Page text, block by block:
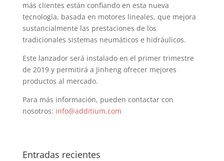
más clientes están confiando en esta nueva
tecnología, basada en motores lineales, que mejora
sustancialmente las prestaciones de los
tradicionales sistemas neumáticos e hidráulicos.
Este lanzador será instalado en el primer trimestre
de 2019 y permitirá a Jinheng ofrecer mejores
productos al mercado.
Para más información, pueden contactar con
nosotros: info@additium.com
Entradas recientes